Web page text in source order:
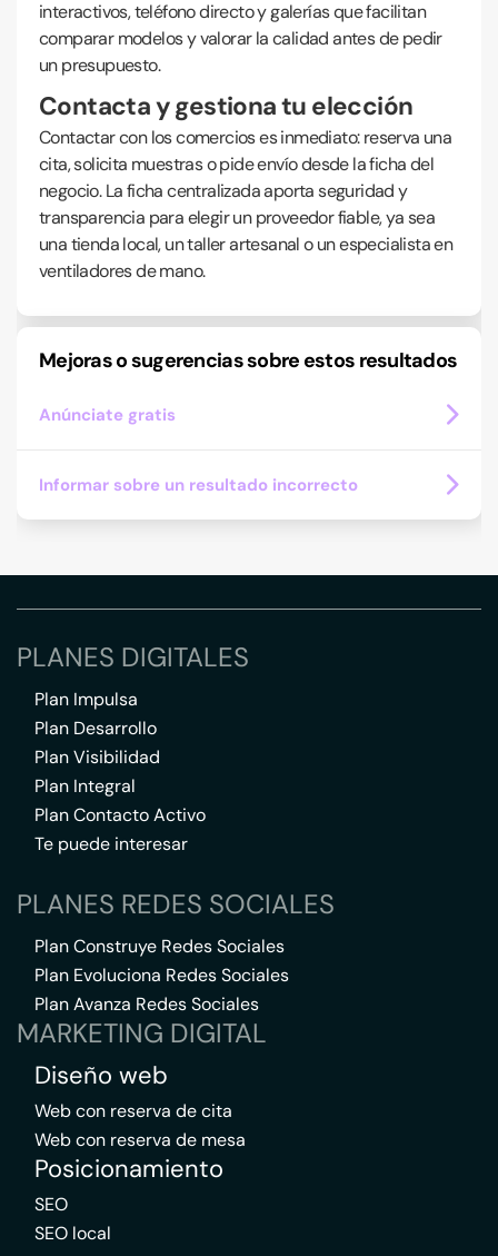
interactivos, teléfono directo y galerías que facilitan
comparar modelos y valorar la calidad antes de pedir
un presupuesto.
Contacta y gestiona tu elección
Contactar con los comercios es inmediato: reserva una
cita, solicita muestras o pide envío desde la ficha del
negocio. La ficha centralizada aporta seguridad y
transparencia para elegir un proveedor fiable, ya sea
una tienda local, un taller artesanal o un especialista en
ventiladores de mano.
Mejoras o sugerencias sobre estos resultados
Anúnciate gratis
Informar sobre un resultado incorrecto
PLANES DIGITALES
Plan Impulsa
Plan Desarrollo
Plan Visibilidad
Plan Integral
Plan Contacto Activo
Te puede interesar
PLANES REDES SOCIALES
Plan Construye Redes Sociales
Plan Evoluciona Redes Sociales
Plan Avanza Redes Sociales
MARKETING DIGITAL
Diseño web
Web con reserva de cita
Web con reserva de mesa
Posicionamiento
SEO
SEO local